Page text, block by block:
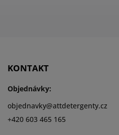
KONTAKT
Objednávky:
objednavky@attdetergenty.cz
+420 603 465 165